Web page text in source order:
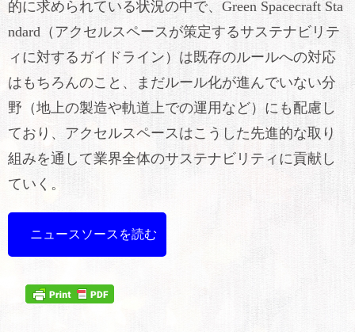
的に求められている状況の中で、Green Spacecraft Sta
ndard（アクセルスペースが策定するサステナビリテ
ィに対するガイドライン）は既存のルールへの対応
はもちろんのこと、まだルール化が進んでいない分
野（地上の製造や軌道上での運用など）にも配慮し
ており、アクセルスペースはこうした先進的な取り
組みを通して業界全体のサステナビリティに貢献し
ていく。
ニュースソースを読む